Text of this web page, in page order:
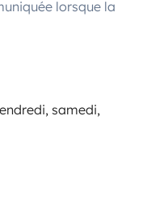
lorsque la
samedi,